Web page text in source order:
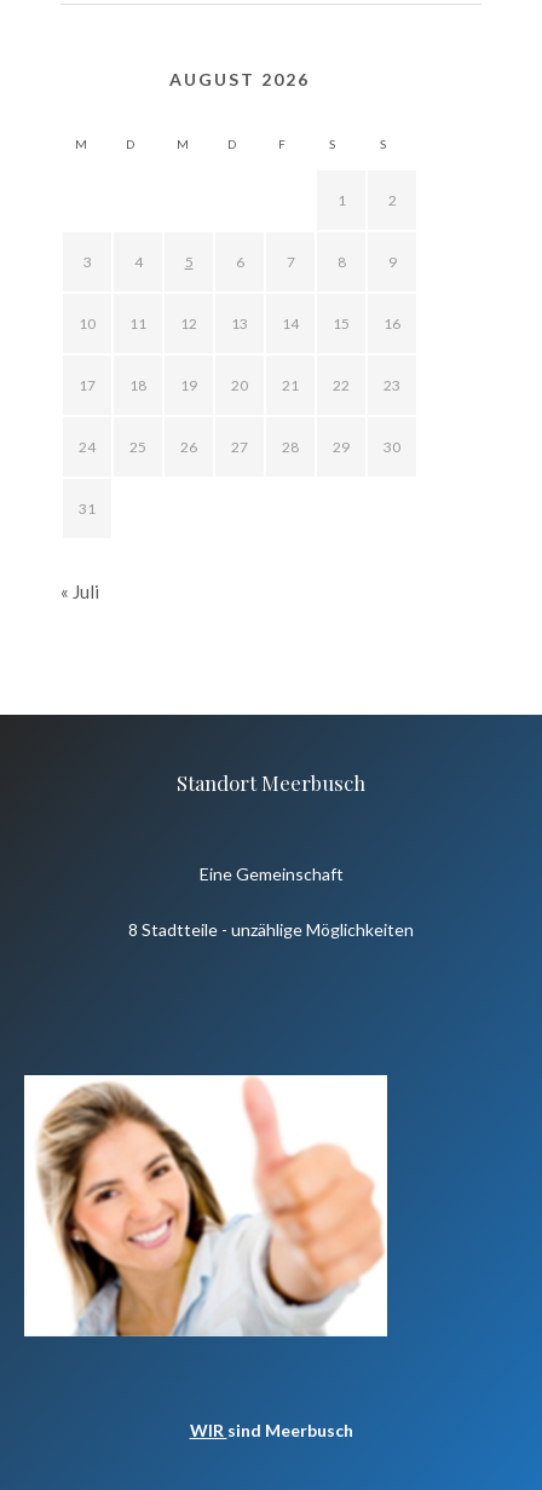
AUGUST 2026
M D M D F S S
1 2
3 4 5 6 7 8 9
10 11 12 13 14 15 16
17 18 19 20 21 22 23
24 25 26 27 28 29 30
31
« Juli
Standort Meerbusch
Eine Gemeinschaft
8 Stadtteile - unzählige Möglichkeiten
WIR sind Meerbusch